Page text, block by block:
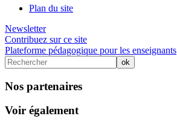
Plan du site
Newsletter
Contribuez sur ce site
Plateforme pédagogique pour les enseignants
Nos partenaires
Voir également